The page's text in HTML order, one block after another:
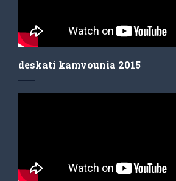
deskati kamvounia 2015